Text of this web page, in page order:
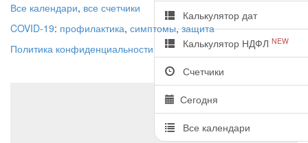
Калькулятор дат
Калькулятор НДФЛ NEW
Счетчики
Сегодня
Все календари
Все календари, все счетчики
COVID-19: профилактика, симптомы,защита
Политика конфиденциальности